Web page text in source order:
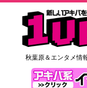
秋葉原＆エンタメ情